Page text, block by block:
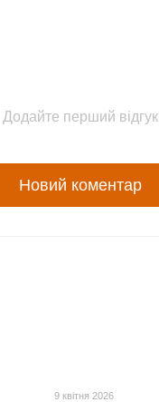
Додайте перший відгук
Новий коментар
9 квітня 2026